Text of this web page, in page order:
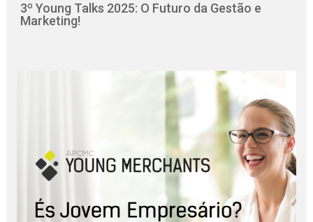
3º Young Talks 2025: O Futuro da Gestão e
Marketing!